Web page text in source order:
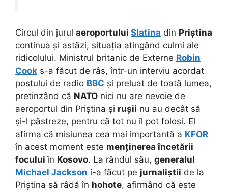
Circul din jurul aeroportului Slatina din Priștina
continua și astăzi, situația atingând culmi ale
ridicolului. Ministrul britanic de Externe Robin
Cook s-a făcut de râs, într-un interviu acordat
postului de radio BBC și preluat de toată lumea,
pretinzând că NATO nici nu are nevoie de
aeroportul din Priștina și rușii nu au decât să
și-l păstreze, pentru că tot nu îl pot folosi. El
afirma că misiunea cea mai importantă a KFOR
în acest moment este menținerea încetării
foculuiîn Kosovo. La rândul său, generalul
Michael Jackson i-a făcut pe jurnaliștii de la
Priștina să râdă în hohote, afirmând că este